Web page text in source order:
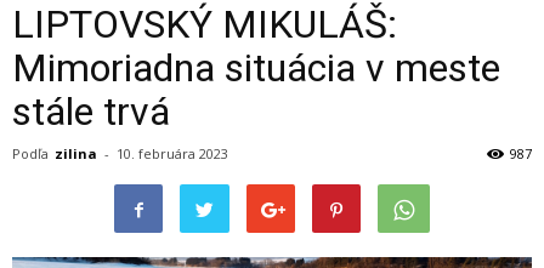
LIPTOVSKÝ MIKULÁŠ:
Mimoriadna situácia v meste
stále trvá
Podľa zilina - 10. februára 2023 987